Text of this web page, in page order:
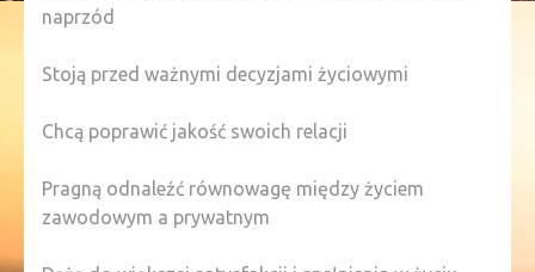
naprzód
Stoją przed ważnymi decyzjami życiowymi
Chcą poprawić jakość swoich relacji
Pragną odnaleźć równowagę między życiem
zawodowym a prywatnym